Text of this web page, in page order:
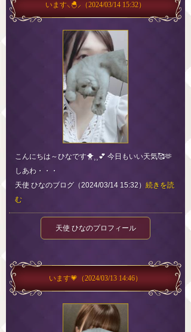
います‪⸜‪‪‪‪‪︎🐣⸝‬‪‪ （2024/03/14 15:32）
こんにちは～ひなです🐥⸒⸒💕 今日もいい天気🥰🫶
しあわ・・・
天使 ひなのブログ（2024/03/14 15:32） 続きを読
む
天使 ひなのプロフィール
います‪💗 （2024/03/13 14:46）